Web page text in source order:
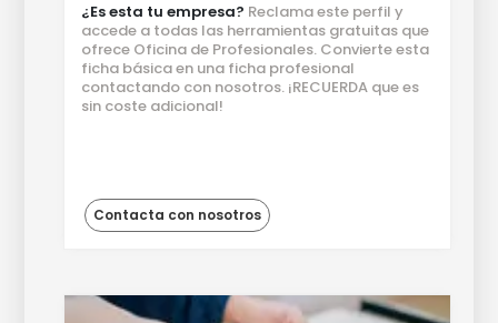
¿Es esta tu empresa? Reclama este perfil y
accede a todas las herramientas gratuitas que
ofrece Oficina de Profesionales. Convierte esta
ficha básica en una ficha profesional
contactando con nosotros. ¡RECUERDA que es
sin coste adicional!
Contacta con nosotros